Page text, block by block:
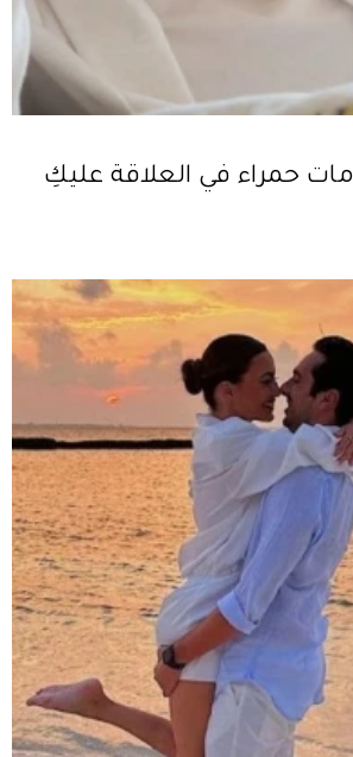
من 10 علامات حمراء في العلاقة عليكِ